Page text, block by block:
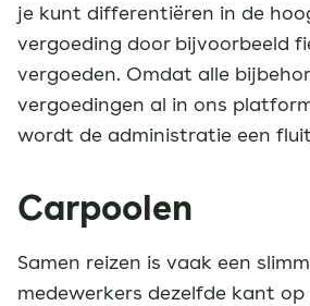
je kunt differentiëren in de
vergoeding door bijvoorbeeld
vergoeden. Omdat alle
vergoedingen al in ons
wordt de administratie een
Carpoolen
Samen reizen is vaak een
medewerkers dezelfde kant op